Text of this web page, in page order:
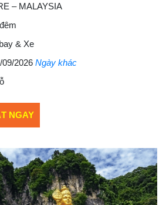
– MALAYSIA
& Xe
09/2026 Ngày khác